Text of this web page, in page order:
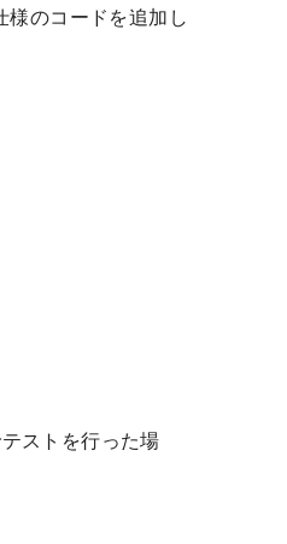
のコードを追加し
ストを行った場